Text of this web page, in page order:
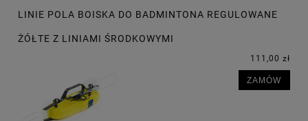
LINIE POLA BOISKA DO BADMINTONA REGULOWANE
ŻÓŁTE Z LINIAMI ŚRODKOWYMI
111,00 zł
ZAMÓW